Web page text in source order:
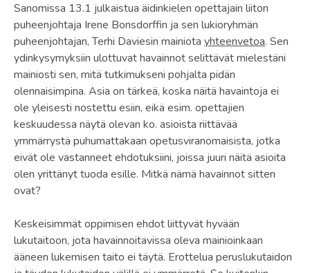
Sanomissa 13.1 julkaistua äidinkielen opettajain liiton
puheenjohtaja Irene Bonsdorffin ja sen lukioryhmän
puheenjohtajan, Terhi Daviesin mainiota yhteenvetoa. Sen
ydinkysymyksiin ulottuvat havainnot selittävät mielestäni
mainiosti sen, mitä tutkimukseni pohjalta pidän
olennaisimpina. Asia on tärkeä, koska näitä havaintoja ei
ole yleisesti nostettu esiin, eikä esim. opettajien
keskuudessa näytä olevan ko. asioista riittävää
ymmärrystä puhumattakaan opetusviranomaisista, jotka
eivät ole vastanneet ehdotuksiini, joissa juuri näitä asioita
olen yrittänyt tuoda esille. Mitkä nämä havainnot sitten
ovat?
Keskeisimmät oppimisen ehdot liittyvät hyvään
lukutaitoon, jota havainnoitavissa oleva mainioinkaan
ääneen lukemisen taito ei täytä. Erottelua peruslukutaidon